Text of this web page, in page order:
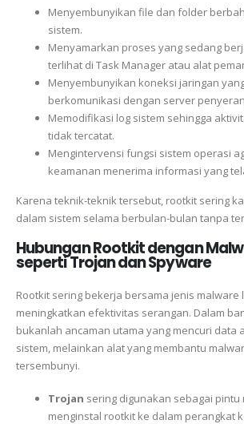
Menyembunyikan file dan folder
sistem.
Menyamarkan proses yang sedang
terlihat di Task Manager atau alat
Menyembunyikan koneksi jaringan
berkomunikasi dengan server
Memodifikasi log sistem sehingga
tidak tercatat.
Mengintervensi fungsi sistem operasi
keamanan menerima informasi yang
Karena teknik-teknik tersebut, rootkit sering
dalam sistem selama berbulan-bulan tanpa
Hubungan Rootkit dengan
seperti Trojan dan Spyware
Rootkit sering bekerja bersama jenis malware
meningkatkan efektivitas serangan. Dalam
bukanlah ancaman utama yang mencuri data
sistem, melainkan alat yang membantu
tersembunyi.
Trojan sering digunakan sebagai pintu
menginstal rootkit ke dalam perangkat